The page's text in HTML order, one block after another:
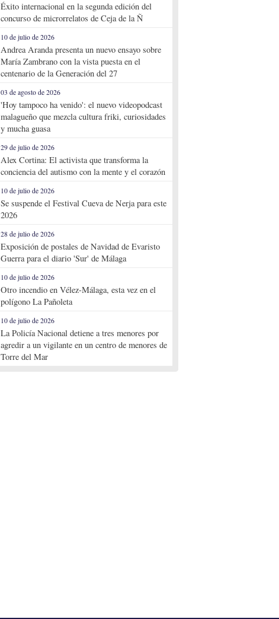
Éxito internacional en la segunda edición del
concurso de microrrelatos de Ceja de la Ñ
10 de julio de 2026
Andrea Aranda presenta un nuevo ensayo sobre
María Zambrano con la vista puesta en el
centenario de la Generación del 27
03 de agosto de 2026
'Hoy tampoco ha venido': el nuevo videopodcast
malagueño que mezcla cultura friki, curiosidades
y mucha guasa
29 de julio de 2026
Alex Cortina: El activista que transforma la
conciencia del autismo con la mente y el corazón
10 de julio de 2026
Se suspende el Festival Cueva de Nerja para este
2026
28 de julio de 2026
Exposición de postales de Navidad de Evaristo
Guerra para el diario 'Sur' de Málaga
10 de julio de 2026
Otro incendio en Vélez-Málaga, esta vez en el
polígono La Pañoleta
10 de julio de 2026
La Policía Nacional detiene a tres menores por
agredir a un vigilante en un centro de menores de
Torre del Mar